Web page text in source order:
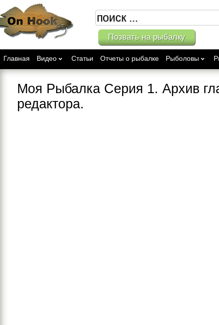
Позвать на рыбалку
Главная Видео Статьи Отчеты о рыбалке Рыболовы
Моя Рыбалка Серия 1. Архив
редактора.